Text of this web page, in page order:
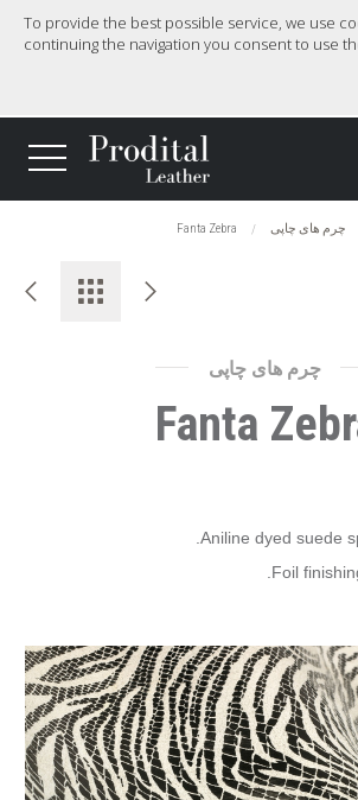
To provide the best possible service, we use
continuing the navigation you consent to use
چرم های چاپی Fanta Zebra
چرم های چاپی
Fanta
Aniline dyed suede
Foil